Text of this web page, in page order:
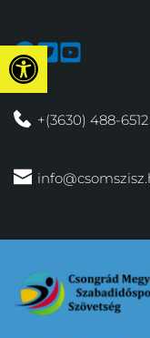
Eszköztár
+(3630) 488-6512